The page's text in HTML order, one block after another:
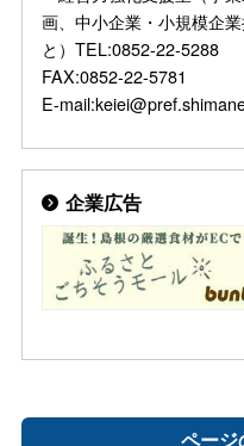
画、中小企業・小規模企
と）TEL:0852-22-5288
FAX:0852-22-5781
E-
企業広告
ページ